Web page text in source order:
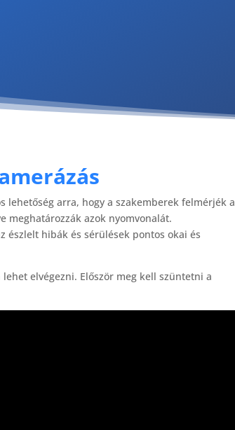
lehetőség arra, hogy a szakemberek felmérjék a
meghatározzák azok nyomvonalát.
észlelt hibák és sérülések pontos okai és
elvégezni. Először meg kell szüntetni a